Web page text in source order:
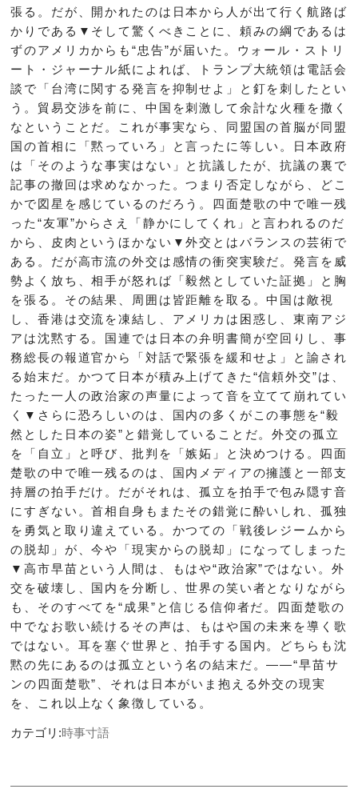
張る。だが、開かれたのは日本から人が出て行く航路ば
かりである▼そして驚くべきことに、頼みの綱であるは
ずのアメリカからも“忠告”が届いた。ウォール・ストリ
ート・ジャーナル紙によれば、トランプ大統領は電話会
談で「台湾に関する発言を抑制せよ」と釘を刺したとい
う。貿易交渉を前に、中国を刺激して余計な火種を撒く
なということだ。これが事実なら、同盟国の首脳が同盟
国の首相に「黙っていろ」と言ったに等しい。日本政府
は「そのような事実はない」と抗議したが、抗議の裏で
記事の撤回は求めなかった。つまり否定しながら、どこ
かで図星を感じているのだろう。四面楚歌の中で唯一残
った“友軍”からさえ「静かにしてくれ」と言われるのだ
から、皮肉というほかない▼外交とはバランスの芸術で
ある。だが高市流の外交は感情の衝突実験だ。発言を威
勢よく放ち、相手が怒れば「毅然としていた証拠」と胸
を張る。その結果、周囲は皆距離を取る。中国は敵視
し、香港は交流を凍結し、アメリカは困惑し、東南アジ
アは沈黙する。国連では日本の弁明書簡が空回りし、事
務総長の報道官から「対話で緊張を緩和せよ」と諭され
る始末だ。かつて日本が積み上げてきた“信頼外交”は、
たった一人の政治家の声量によって音を立てて崩れてい
く▼さらに恐ろしいのは、国内の多くがこの事態を“毅
然とした日本の姿”と錯覚していることだ。外交の孤立
を「自立」と呼び、批判を「嫉妬」と決めつける。四面
楚歌の中で唯一残るのは、国内メディアの擁護と一部支
持層の拍手だけ。だがそれは、孤立を拍手で包み隠す音
にすぎない。首相自身もまたその錯覚に酔いしれ、孤独
を勇気と取り違えている。かつての「戦後レジームから
の脱却」が、今や「現実からの脱却」になってしまった
▼高市早苗という人間は、もはや“政治家”ではない。外
交を破壊し、国内を分断し、世界の笑い者となりながら
も、そのすべてを“成果”と信じる信仰者だ。四面楚歌の
中でなお歌い続けるその声は、もはや国の未来を導く歌
ではない。耳を塞ぐ世界と、拍手する国内。どちらも沈
黙の先にあるのは孤立という名の結末だ。――“早苗サ
ンの四面楚歌”、それは日本がいま抱える外交の現実
を、これ以上なく象徴している。
カテゴリ:時事寸語